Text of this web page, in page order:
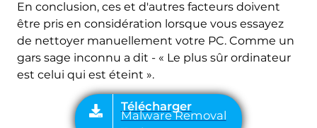
En conclusion, ces et d'autres facteurs doivent
être pris en considération lorsque vous essayez
de nettoyer manuellement votre PC. Comme un
gars sage inconnu a dit - « Le plus sûr ordinateur
est celui qui est éteint ».